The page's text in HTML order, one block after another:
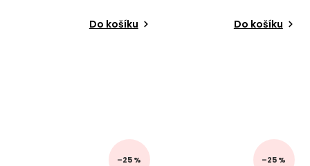
Do košíku Do košíku
–25 % –25 %